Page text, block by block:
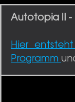
Autotopia II -
Hier
Programm